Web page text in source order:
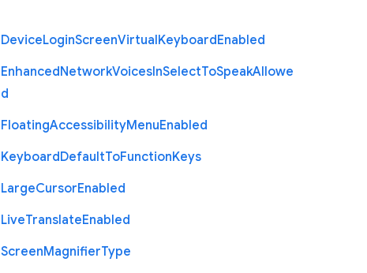
DeviceLoginScreenVirtualKeyboardEnabled
EnhancedNetworkVoicesInSelectToSpeakAllowe
d
FloatingAccessibilityMenuEnabled
KeyboardDefaultToFunctionKeys
LargeCursorEnabled
LiveTranslateEnabled
ScreenMagnifierType